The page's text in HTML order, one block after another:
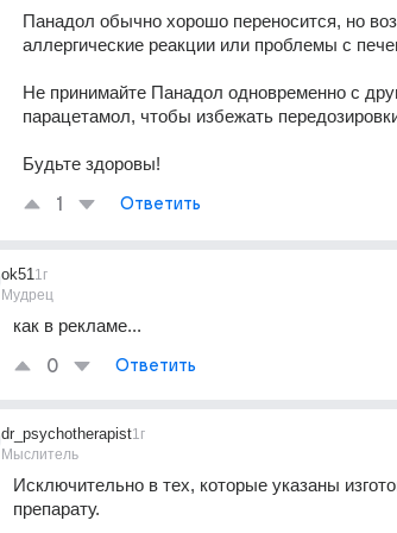
Панадол обычно хорошо переносится, но
аллергические реакции или проблемы с
Не принимайте Панадол одновременно с
парацетамол, чтобы избежать
Будьте здоровы!
1 Ответить
ok51
Мудрец
1г
как в рекламе...
0 Ответить
dr_psychotherapist
Мыслитель
1г
Исключительно в тех, которые указаны
препарату.